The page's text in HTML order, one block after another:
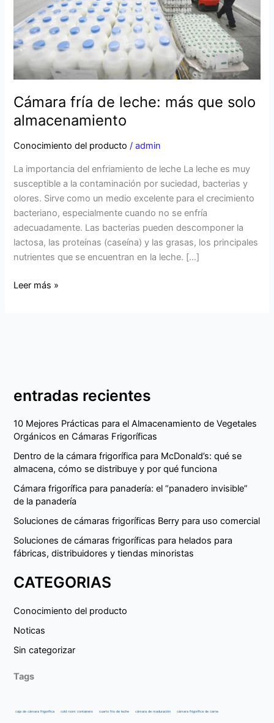
Cámara fría de leche: más que solo
almacenamiento
Conocimiento del producto /admin
La importancia del enfriamiento de leche La leche es muy
susceptible a la contaminación por suciedad, bacterias y
olores. Sirve como un medio excelente para el crecimiento
bacteriano, especialmente cuando no se enfría
adecuadamente. Las bacterias pueden descomponer la
lactosa, las proteínas (caseína) y las grasas, los principales
nutrientes que se encuentran en la leche. […]
almacenamiento
Leer más »
entradas recientes
10 Mejores Prácticas para el Almacenamiento de Vegetales
Orgánicos en Cámaras Frigoríficas
Dentro de la cámara frigorífica para McDonald’s: qué se
almacena, cómo se distribuye y por qué funciona
Cámara frigorífica para panadería: el “panadero invisible”
de la panadería
Soluciones de cámaras frigoríficas Berry para uso comercial
Soluciones de cámaras frigoríficas para helados para
fábricas, distribuidores y tiendas minoristas
CATEGORIAS
Conocimiento del producto
Noticas
Sin categorizar
Tags
caja de cámara frigorífica cold room containers cuarto frio de leche cámara de maduración cámara frigorífica de carne